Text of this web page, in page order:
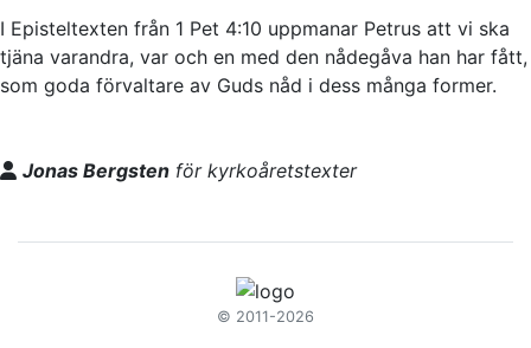
I Episteltexten från 1 Pet 4:10 uppmanar Petrus att vi ska
tjäna varandra, var och en med den nådegåva han har fått,
som goda förvaltare av Guds nåd i dess många former.
Jonas Bergsten för kyrkoåretstexter
© 2011-2026